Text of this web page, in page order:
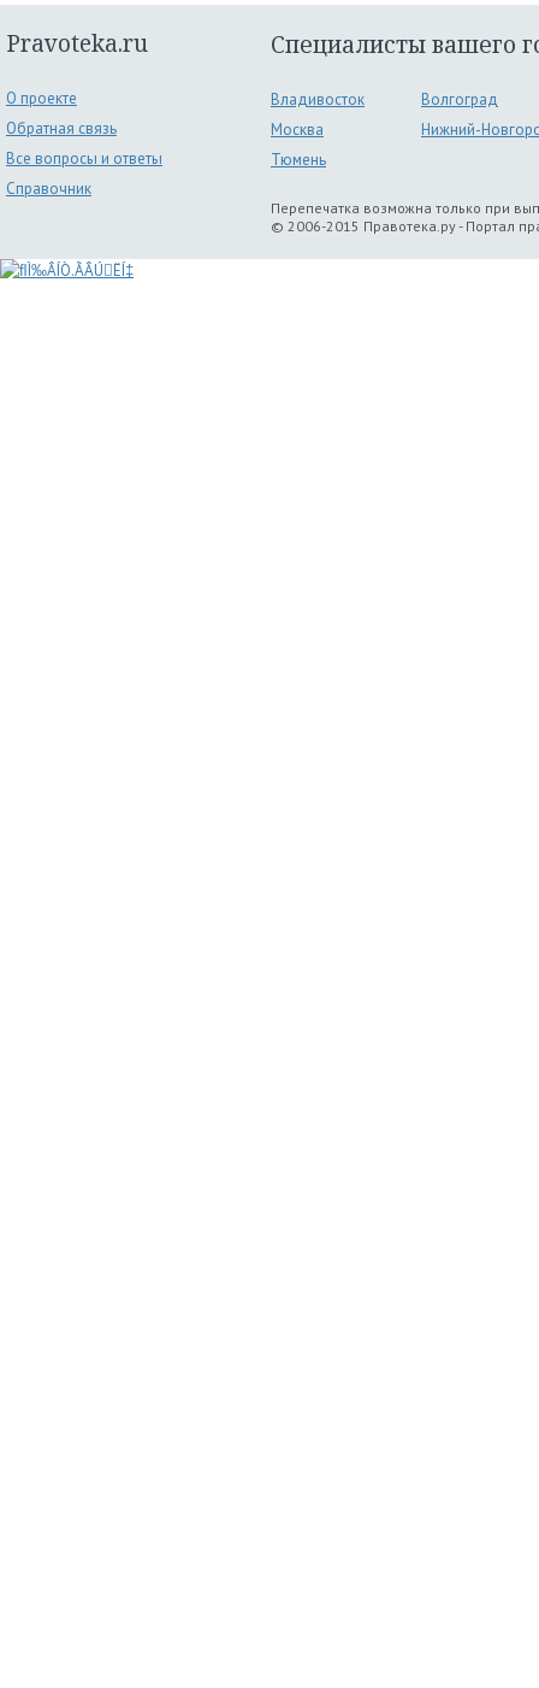
Pravoteka.ru
О проекте
Обратная связь
Все вопросы и ответы
Справочник
Специалисты вашего
Владивосток
Волгоград
Москва
Нижний-
Тюмень
Перепечатка возможна только при
© 2006-2015 Правотека.ру - Портал